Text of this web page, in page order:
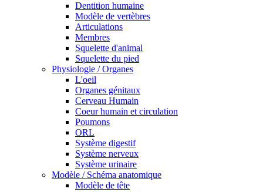
Dentition humaine
Modèle de vertèbres
Articulations
Membres
Squelette d'animal
Squelette du pied
Physiologie / Organes
L'oeil
Organes génitaux
Cerveau Humain
Coeur humain et circulation
Poumons
ORL
Système digestif
Système nerveux
Système urinaire
Modèle / Schéma anatomique
Modèle de tête